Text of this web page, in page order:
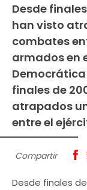
Desde
han visto
combates
armados en
Democrática
finales de
atrapados
entre el
Compartir
Desde finales